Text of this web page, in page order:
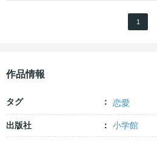
1
作品情報
タグ 恋愛
出版社 小学館